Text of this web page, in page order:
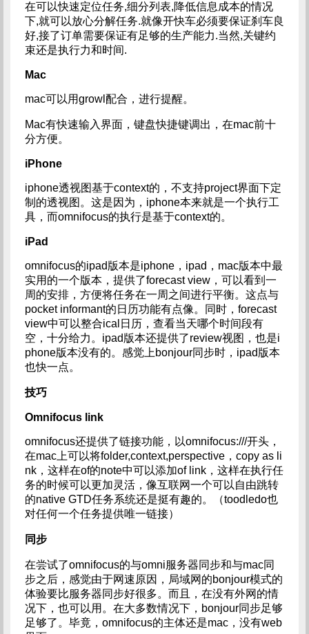
在可以快速定位任务,细分列表,降低信息成本的情况
下,就可以放心分解任务.就像开快车必须要保证刹车良
好,接了订单需要保证有足够的生产能力.当然,关键约
束还是执行力和时间.
Mac
mac可以用growl配合，进行提醒。
Mac有快速输入界面，键盘快捷键调出，在mac前十
分方便。
iPhone
iphone透视图基于context的，不支持project界面下定
制的透视图。这是因为，iphone本来就是一个执行工
具，而omnifocus的执行是基于context的。
iPad
omnifocus的ipad版本是iphone，ipad，mac版本中最
实用的一个版本，提供了forecast view，可以看到一
周的安排，方便将任务在一周之间进行平衡。这点与
pocket informant的日历功能有点像。同时，forecast
view中可以整合ical日历，查看当天哪个时间段有
空，十分给力。ipad版本还提供了review视图，也是i
phone版本没有的。感觉上bonjour同步时，ipad版本
也快一点。
技巧
Omnifocus link
omnifocus还提供了链接功能，以omnifocus:///开头，
在mac上可以将folder,context,perspective，copy as li
nk，这样在of的note中可以添加of link，这样在执行任
务的时候可以更加灵活，像互联网一个可以自由跳转
的native GTD任务系统还是挺有趣的。（toodledo也
对任何一个任务提供唯一链接）
同步
在尝试了omnifocus的与omni服务器同步和与mac同
步之后，感觉由于网速原因，局域网的bonjour模式的
体验要比服务器同步好很多。而且，在没有外网的情
况下，也可以用。在大多数情况下，bonjour同步足够
足够了。毕竟，omnifocus的主体还是mac，没有web